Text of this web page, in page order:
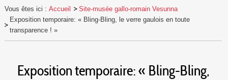
VESUNNA
PUBLICS
RESSOURCES
Vous êtes ici : Accueil
Site-musée gallo-romain Vesunna
Exposition temporaire: « Bling-Bling, le verre gaulois en toute
transparence ! »
Exposition temporaire: « Bling-Bling,